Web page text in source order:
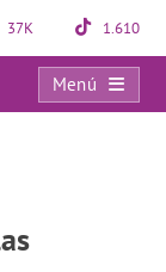
37K 1.610
Menú